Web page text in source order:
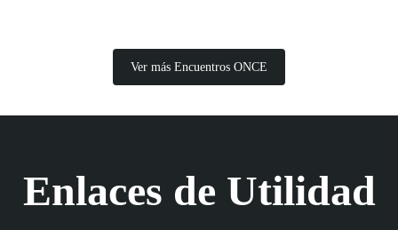
Ver más Encuentros ONCE
Enlaces de Utilidad